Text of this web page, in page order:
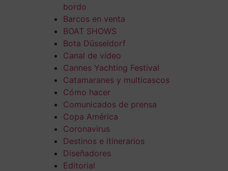
bordo
Barcos en venta
BOAT SHOWS
Bota Düsseldorf
Canal de vídeo
Cannes Yachting Festival
Catamaranes y multicascos
Cómo hacer
Comunicados de prensa
Copa América
Coronavirus
Destinos e itinerarios
Diseñadores
Editorial